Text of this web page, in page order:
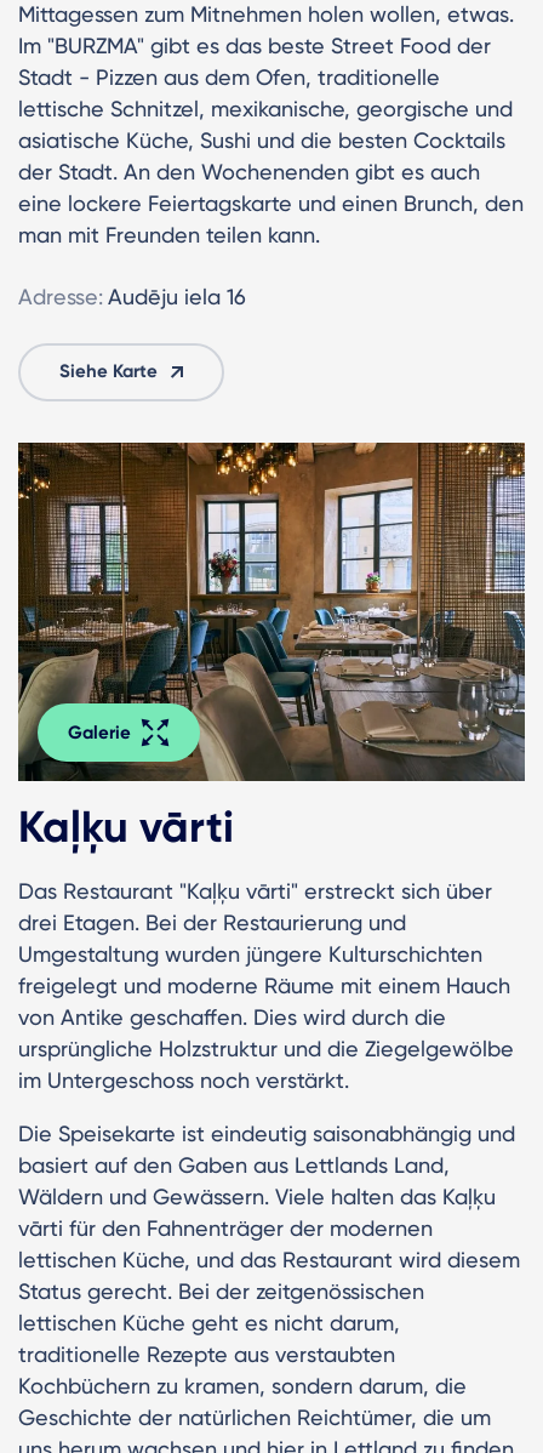
Mittagessen zum Mitnehmen holen wollen, etwas.
Im "BURZMA" gibt es das beste Street Food der
Stadt - Pizzen aus dem Ofen, traditionelle
lettische Schnitzel, mexikanische, georgische und
asiatische Küche, Sushi und die besten Cocktails
der Stadt. An den Wochenenden gibt es auch
eine lockere Feiertagskarte und einen Brunch, den
man mit Freunden teilen kann.
Adresse: Audēju iela 16
Siehe Karte
Galerie
Kaļķu vārti
Das Restaurant "Kaļķu vārti" erstreckt sich über
drei Etagen. Bei der Restaurierung und
Umgestaltung wurden jüngere Kulturschichten
freigelegt und moderne Räume mit einem Hauch
von Antike geschaffen. Dies wird durch die
ursprüngliche Holzstruktur und die Ziegelgewölbe
im Untergeschoss noch verstärkt.
Die Speisekarte ist eindeutig saisonabhängig und
basiert auf den Gaben aus Lettlands Land,
Wäldern und Gewässern. Viele halten das Kaļķu
vārti für den Fahnenträger der modernen
lettischen Küche, und das Restaurant wird diesem
Status gerecht. Bei der zeitgenössischen
lettischen Küche geht es nicht darum,
traditionelle Rezepte aus verstaubten
Kochbüchern zu kramen, sondern darum, die
Geschichte der natürlichen Reichtümer, die um